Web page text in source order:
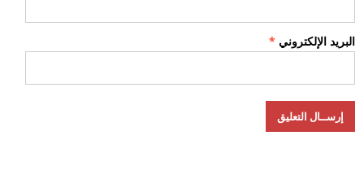
البريد الإلكتروني *